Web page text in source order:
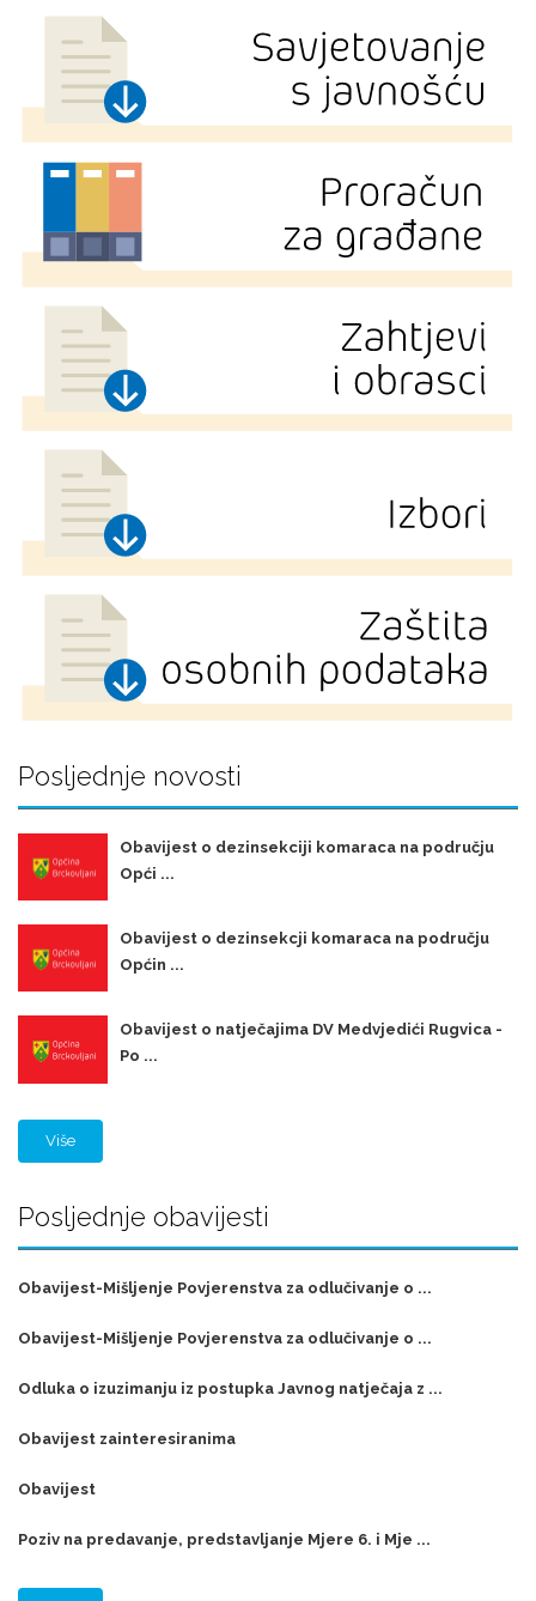
Posljednje novosti
Obavijest o dezinsekciji komaraca na području
Opći ...
Obavijest o dezinsekcji komaraca na području
Općin ...
Obavijest o natječajima DV Medvjedići Rugvica -
Po ...
Više
Posljednje obavijesti
Obavijest-Mišljenje Povjerenstva za odlučivanje o ...
Obavijest-Mišljenje Povjerenstva za odlučivanje o ...
Odluka o izuzimanju iz postupka Javnog natječaja z ...
Obavijest zainteresiranima
Obavijest
Poziv na predavanje, predstavljanje Mjere 6. i Mje ...